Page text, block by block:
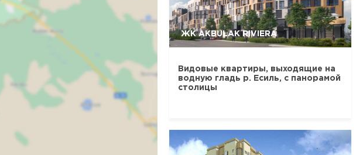
ЖК AKBULAK RIVIERA
Видовые квартиры, выходящие на
водную гладь р. Есиль, с панорамой
столицы